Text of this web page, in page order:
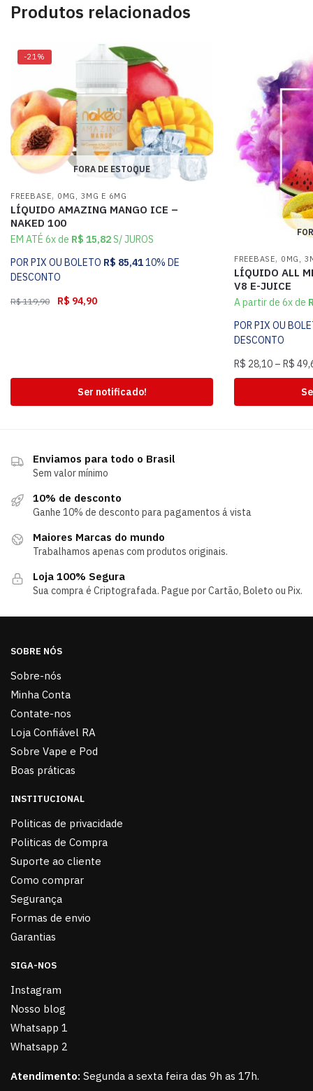
Produtos relacionados
-21%
FORA DE ESTOQUE
FREEBASE, 0MG, 3MG E 6MG
LÍQUIDO AMAZING MANGO ICE –
NAKED 100
EM ATÉ 6x de R$ 15,82S/ JUROS
POR PIX OU BOLETO R$ 85,4110% DE
DESCONTO
R$119,90 R$ 94,90
Ser notificado!
FREEBASE, 0MG,
LÍQUIDO ALL
V8 E-JUICE
A partir de 6x de
POR PIX OU
DESCONTO
R$ 28,10 – R$
Enviamos para todo o Brasil
Sem valor mínimo
10% de desconto
Ganhe 10% de desconto para pagamentos á vista
Maiores Marcas do mundo
Trabalhamos apenas com produtos originais.
Loja 100% Segura
Sua compra é Criptografada. Pague por Cartão, Boleto ou Pix.
SOBRE NÓS
Sobre-nós
Minha Conta
Contate-nos
Loja Confiável RA
Sobre Vape e Pod
Boas práticas
INSTITUCIONAL
Politicas de privacidade
Politicas de Compra
Suporte ao cliente
Como comprar
Segurança
Formas de envio
Garantias
SIGA-NOS
Instagram
Nosso blog
Whatsapp 1
Whatsapp 2
Atendimento: Segunda a sexta feira das 9h as 17h.